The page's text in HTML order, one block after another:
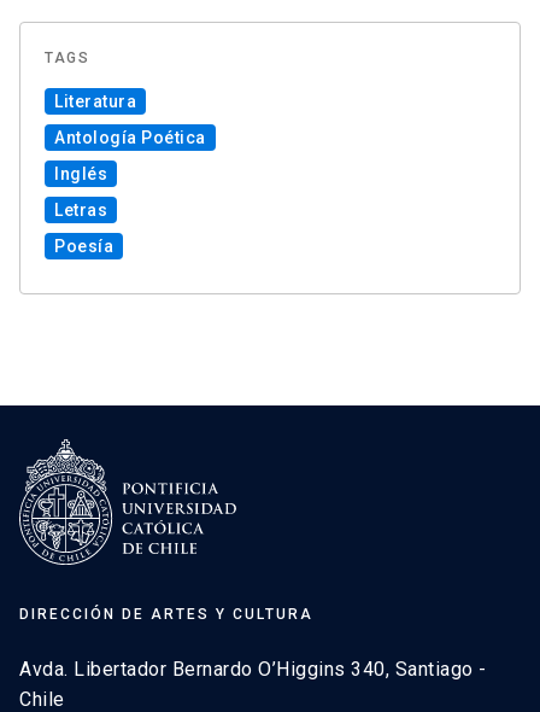
TAGS
Literatura
Antología Poética
Inglés
Letras
Poesía
DIRECCIÓN DE ARTES Y CULTURA
Avda. Libertador Bernardo O’Higgins 340, Santiago -
Chile